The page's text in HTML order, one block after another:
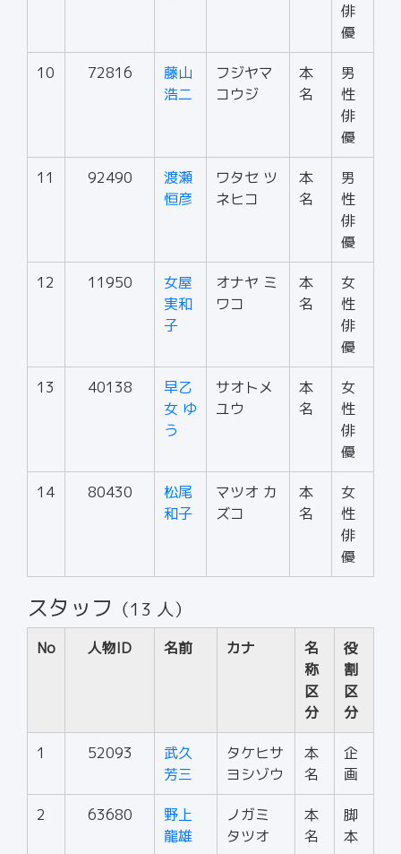
俳
優
10 72816
藤山
浩二
フジヤマ
コウジ
本
名
男
性
俳
優
11 92490
渡瀬
恒彦
ワタセ ツ
ネヒコ
本
名
男
性
俳
優
12 11950
女屋
実和
子
オナヤ ミ
ワコ
本
名
女
性
俳
優
13 40138
早乙
女 ゆ
う
サオトメ
ユウ
本
名
女
性
俳
優
14 80430
松尾
和子
マツオ カ
ズコ
本
名
女
性
俳
優
スタッフ （13 人）
No 人物ID 名前 カナ
名
称
区
分
役
割
区
分
1 52093
武久
芳三
タケヒサ
ヨシゾウ
本
名
企
画
2 63680
野上
龍雄
ノガミ
タツオ
本
名
脚
本